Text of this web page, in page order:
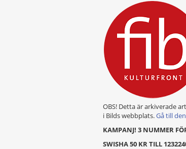
OBS! Detta är arkiverade
i Bilds webbplats.Gå till
KAMPANJ! 3 NUMMER
SWISHA 50 KR TILL